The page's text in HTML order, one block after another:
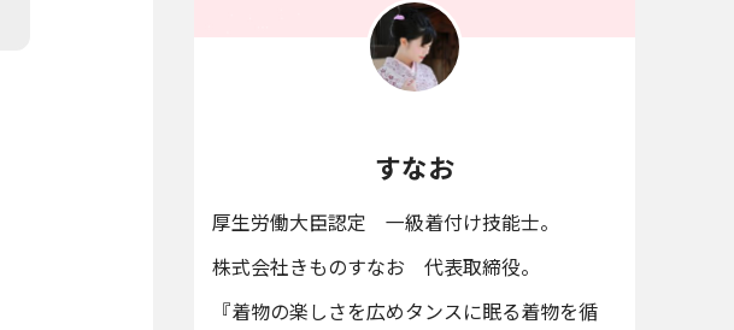
すなお
厚生労働大臣認定 一級着付け技能士。
株式会社きものすなお 代表取締役。
『着物の楽しさを広めタンスに眠る着物を循